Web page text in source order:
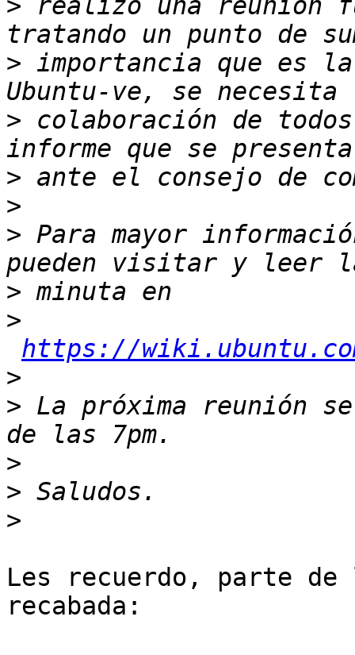
> realizó una reunión
> importancia que es la
> colaboración de
>
>
> Para mayor
>
>
https://wiki.ubuntu.com/
>
> La próxima reunión
>
>
>
Les recuerdo, parte
recabada: